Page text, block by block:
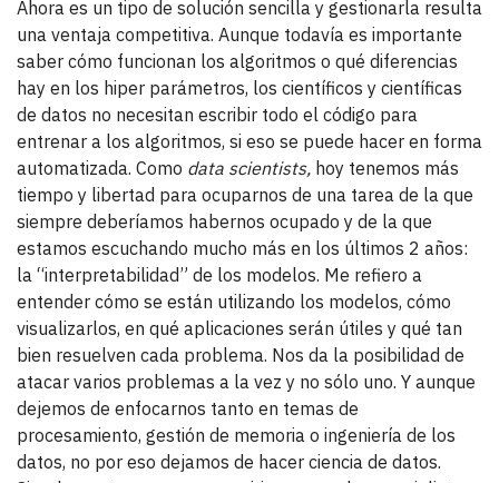
Ahora es un tipo de solución sencilla y gestionarla resulta
una ventaja competitiva. Aunque todavía es importante
saber cómo funcionan los algoritmos o qué diferencias
hay en los hiper parámetros, los científicos y científicas
de datos no necesitan escribir todo el código para
entrenar a los algoritmos, si eso se puede hacer en forma
automatizada. Como data scientists, hoy tenemos más
tiempo y libertad para ocuparnos de una tarea de la que
siempre deberíamos habernos ocupado y de la que
estamos escuchando mucho más en los últimos 2 años:
la “interpretabilidad” de los modelos. Me refiero a
entender cómo se están utilizando los modelos, cómo
visualizarlos, en qué aplicaciones serán útiles y qué tan
bien resuelven cada problema. Nos da la posibilidad de
atacar varios problemas a la vez y no sólo uno. Y aunque
dejemos de enfocarnos tanto en temas de
procesamiento, gestión de memoria o ingeniería de los
datos, no por eso dejamos de hacer ciencia de datos.